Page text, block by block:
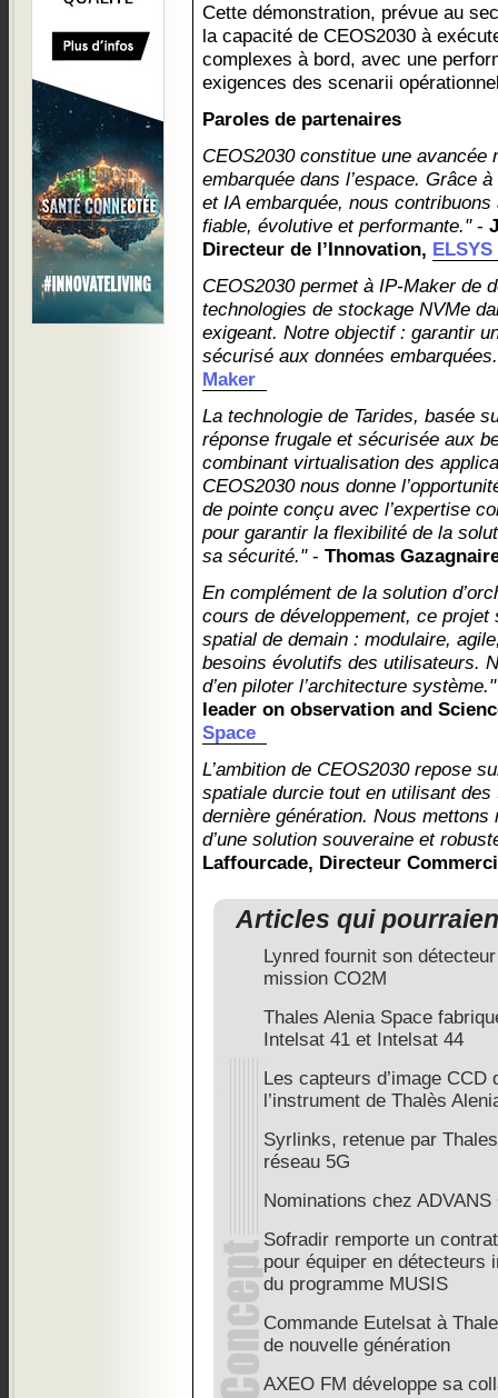
Cette démonstration, prévue au
la capacité de CEOS2030 à
complexes à bord, avec une
exigences des scenarii
Paroles de partenaires
CEOS2030 constitue une avancée
embarquée dans l’espace. Grâce
et IA embarquée, nous
fiable, évolutive et performante."-
Directeur de l’Innovation,
CEOS2030 permet à IP-Maker de
technologies de stockage NVMe
exigeant. Notre objectif : garantir
sécurisé aux données
Maker
La technologie de Tarides, basée
réponse frugale et sécurisée aux
combinant virtualisation des
CEOS2030 nous donne
de pointe conçu avec l’expertise
pour garantir la flexibilité de la
sa sécurité."- Thomas
En complément de la solution
cours de développement, ce projet
spatial de demain : modulaire,
besoins évolutifs des utilisateurs.
d’en piloter l’architecture système."
leader on observation and
Space
L’ambition de CEOS2030 repose
spatiale durcie tout en utilisant
dernière génération. Nous
d’une solution souveraine et
Laffourcade, Directeur
Articles qui
Lynred fournit son
mission CO2M
Thales Alenia Space
Intelsat 41 et Intelsat 44
Les capteurs d’image CCD
l’instrument de Thalès
Syrlinks, retenue par
réseau 5G
Nominations chez ADVANS
Sofradir remporte un
pour équiper en détecteurs
du programme MUSIS
Commande Eutelsat à
de nouvelle génération
AXEO FM développe sa